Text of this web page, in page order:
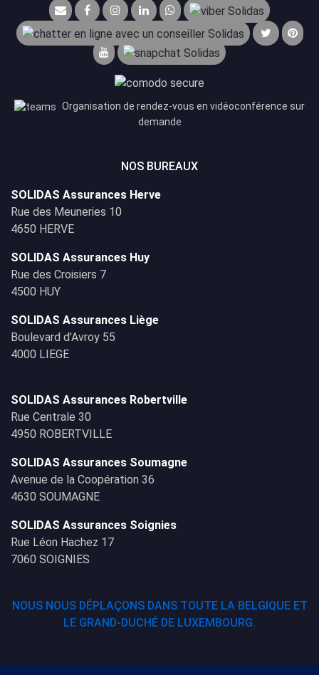
Organisation de rendez-vous en vidéoconférence sur
demande
NOS BUREAUX
SOLIDAS Assurances Herve
Rue des Meuneries 10
4650 HERVE
SOLIDAS Assurances Huy
Rue des Croisiers 7
4500 HUY
SOLIDAS Assurances Liège
Boulevard d’Avroy 55
4000 LIEGE
SOLIDAS Assurances Robertville
Rue Centrale 30
4950 ROBERTVILLE
SOLIDAS Assurances Soumagne
Avenue de la Coopération 36
4630 SOUMAGNE
SOLIDAS Assurances Soignies
Rue Léon Hachez 17
7060 SOIGNIES
NOUS NOUS DÉPLAÇONS DANS TOUTE LA BELGIQUE ET
LE GRAND-DUCHÉ DE LUXEMBOURG.